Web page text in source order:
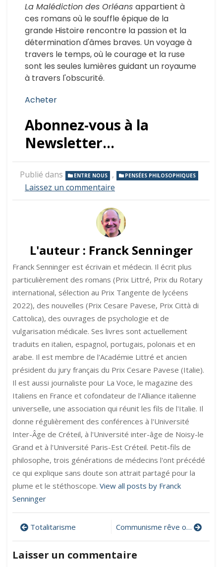
La Malédiction des Orléans appartient à
ces romans où le souffle épique de la
grande Histoire rencontre la passion et la
détermination d'âmes braves. Un voyage à
travers le temps, où le courage et la ruse
sont les seules lumières guidant un royaume
à travers l'obscurité.
Acheter
Abonnez-vous à la
Newsletter…
Publié dans ENTRE NOUS , PENSÉES PHILOSOPHIQUES
Laissez un commentaire
L'auteur : Franck Senninger
Franck Senninger est écrivain et médecin. Il écrit plus
particulièrement des romans (Prix Littré, Prix du Rotary
international, sélection au Prix Tangente de lycéens
2022), des nouvelles (Prix Cesare Pavese, Prix Città di
Cattolica), des ouvrages de psychologie et de
vulgarisation médicale. Ses livres sont actuellement
traduits en italien, espagnol, portugais, polonais et en
arabe. Il est membre de l'Académie Littré et ancien
président du jury français du Prix Cesare Pavese (Italie).
Il est aussi journaliste pour La Voce, le magazine des
Italiens en France et cofondateur de l'Alliance italienne
universelle, une association qui réunit les fils de l'Italie. Il
donne régulièrement des conférences à l'Université
Inter-Âge de Créteil, à l'Université inter-âge de Noisy-le
Grand et à l'Université Paris-Est Créteil. Petit-fils de
philosophe, trois générations de médecins l'ont précédé
ce qui explique sans doute son attrait partagé pour la
plume et le stéthoscope. View all posts by Franck
Senninger
Navigation
de
Totalitarisme Communisme rêve ou cauchemar ?
Laisser un commentaire